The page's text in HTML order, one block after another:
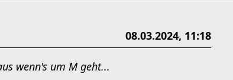
08.03.2024, 11:18
wenn's um M geht...